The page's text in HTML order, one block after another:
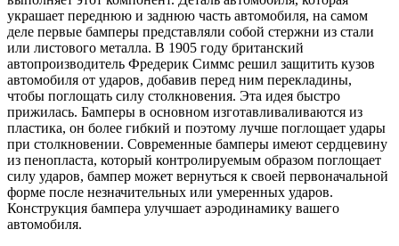
украшает переднюю и заднюю часть автомобиля, на самом
деле первые бамперы представляли собой стержни из стали
или листового металла. В 1905 году британский
автопроизводитель Фредерик Симмс решил защитить кузов
автомобиля от ударов, добавив перед ним перекладины,
чтобы поглощать силу столкновения. Эта идея быстро
прижилась. Бамперы в основном изготавливаливаются из
пластика, он более гибкий и поэтому лучше поглощает удары
при столкновении. Современные бамперы имеют сердцевину
из пенопласта, который контролируемым образом поглощает
силу ударов, бампер может вернуться к своей первоначальной
форме после незначительных или умеренных ударов.
Конструкция бампера улучшает аэродинамику вашего
автомобиля.